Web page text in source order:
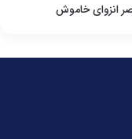
انزوای خاموش